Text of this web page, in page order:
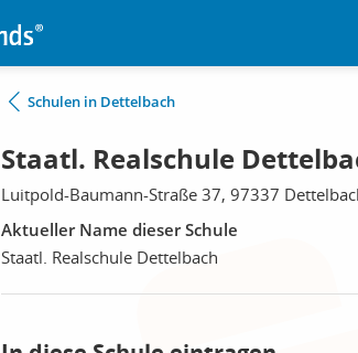
Schulen in Dettelbach
Staatl. Realschule
Luitpold-Baumann-Straße 37, 97337
Aktueller Name dieser Schule
Staatl. Realschule Dettelbach